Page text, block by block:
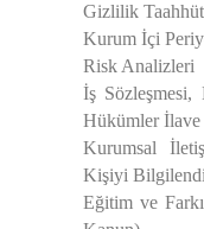
Gizlilik
Kurum İçi
Risk Analizleri
İş
Hükümler
Kurumsal
Kişiyi
Eğitim ve